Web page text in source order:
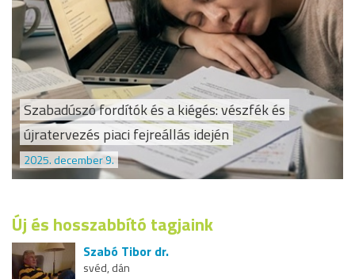
Szabadúszó fordítók és a kiégés: vészfék és
újratervezés piaci fejreállás idején
2025. december 9.
Új és hosszabbító tagjaink
Szabó Tibor dr.
svéd, dán